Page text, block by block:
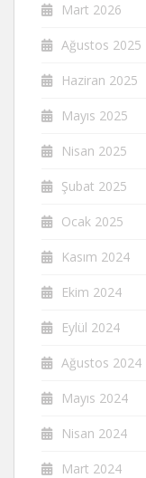
Mart 2026
Ağustos 2025
Haziran 2025
Mayıs 2025
Nisan 2025
Şubat 2025
Ocak 2025
Kasım 2024
Ekim 2024
Eylül 2024
Ağustos 2024
Mayıs 2024
Nisan 2024
Mart 2024